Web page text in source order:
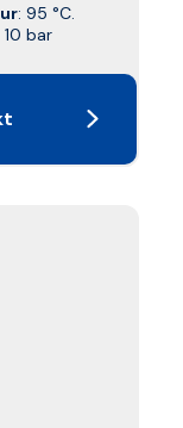
: 95 °C.
10 bar